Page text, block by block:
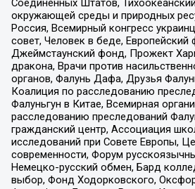
Соединенных Штатов,
окружающей среды и природных
Россия, Всемирный конгресс
совет, Человек в беде,
Джеймстаунский фонд, Прожект
дракона, Врачи против
органов, Фалунь Дафа, Друзья
Коалиция по расследованию
Фалуньгун в Китае, Всемирная
расследованию преследований
гражданский центр, Ассоциация
исследований при Совете Европы,
современности, Форум
Немецко-русский обмен, Бард
выбор, Фонд Ходорковского,